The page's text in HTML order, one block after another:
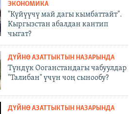
ЭКОНОМИКА
"Күйүүчү май дагы кымбаттайт".
Кыргызстан абалдан кантип
чыгат?
ДҮЙНӨ АЗАТТЫКТЫН НАЗАРЫНДА
Түндүк Ооганстандагы чабуулдар
"Талибан" үчүн чоң сынообу?
ДҮЙНӨ АЗАТТЫКТЫН НАЗАРЫНДА